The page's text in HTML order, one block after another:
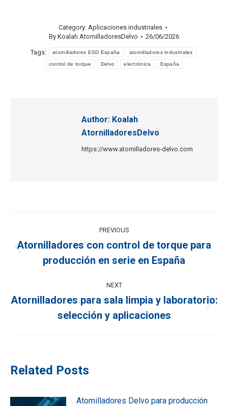
Category: Aplicaciones industriales
By Koalah AtornilladoresDelvo 26/06/2026
Tags: atornilladores ESD España atornilladores industriales
control de torque Delvo electrónica España
Author: Koalah
AtornilladoresDelvo
https://www.atornilladores-delvo.com
navigation
PREVIOUS
post:
Atornilladores con control de torque para
producción en serie en España
NEXT
post:
Atornilladores para sala limpia y laboratorio:
selección y aplicaciones
Related Posts
Atornilladores Delvo para producción